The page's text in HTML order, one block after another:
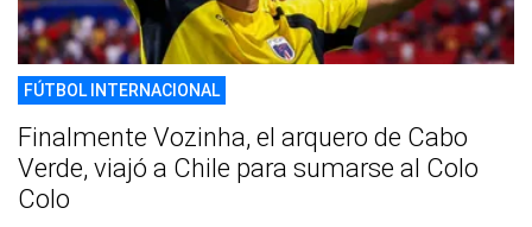
FÚTBOL INTERNACIONAL
Finalmente Vozinha, el arquero de Cabo
Verde, viajó a Chile para sumarse al Colo
Colo